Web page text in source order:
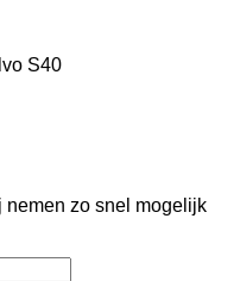
S40
zo snel mogelijk